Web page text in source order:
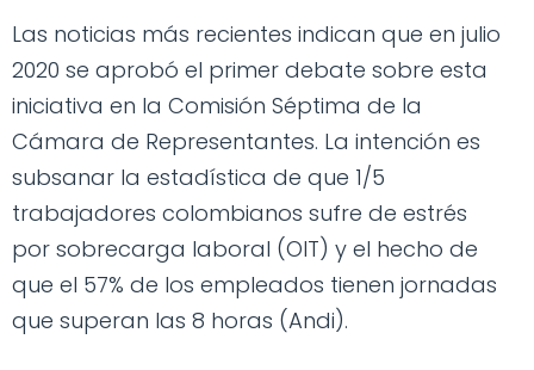
Las noticias más recientes indican que en julio
2020 se aprobó el primer debate sobre esta
iniciativa en la Comisión Séptima de la
Cámara de Representantes. La intención es
subsanar la estadística de que 1/5
trabajadores colombianos sufre de estrés
por sobrecarga laboral (OIT) y el hecho de
que el 57% de los empleados tienen jornadas
que superan las 8 horas (Andi).